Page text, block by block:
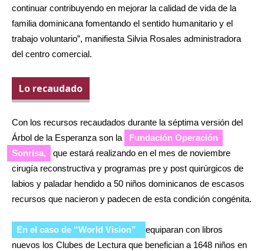
continuar contribuyendo en mejorar la calidad de vida de la
familia dominicana fomentando el sentido humanitario y el
trabajo voluntario”, manifiesta Silvia Rosales administradora
del centro comercial.
Lo recaudado
Con los recursos recaudados durante la séptima versión del
Árbol de la Esperanza son la
Fundación Operación
Sonrisa,
que estará realizando en el mes de noviembre
cirugía reconstructiva y programas pre y post quirúrgicos de
labios y paladar hendido a 50 niños dominicanos de escasos
recursos que nacieron y padecen de esta condición congénita.
En el caso de “World Vision”
equiparan con libros
nuevos los Clubes de Lectura que benefician a 1648 niños en